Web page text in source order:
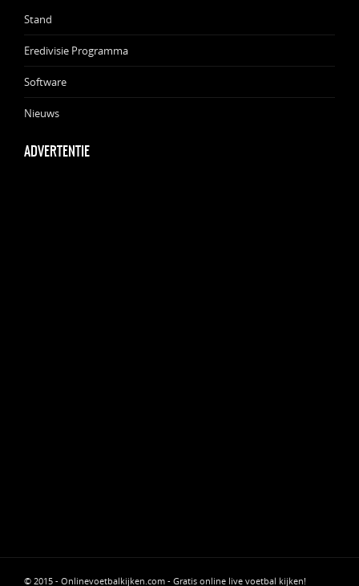
Stand
Eredivisie Programma
Software
Nieuws
ADVERTENTIE
© 2015 - Onlinevoetbalkijken.com - Gratis online live voetbal kijken!